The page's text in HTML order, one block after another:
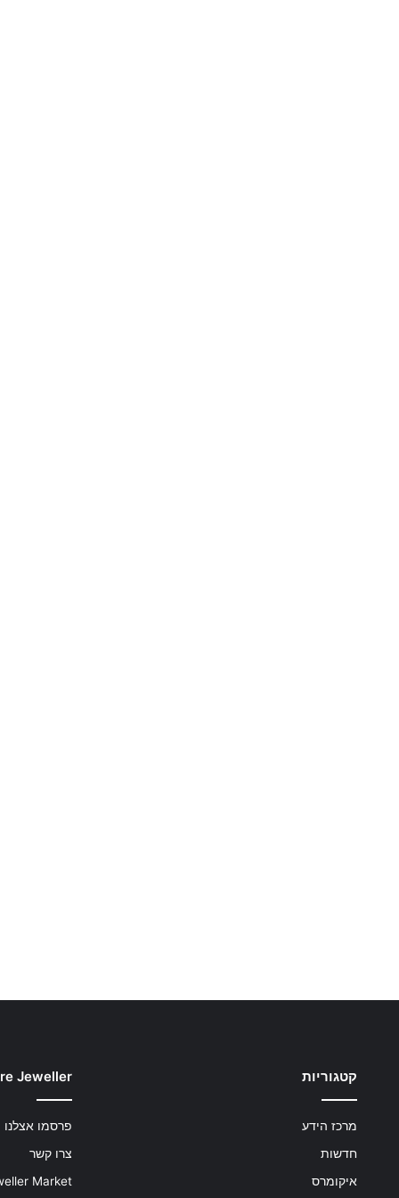
קטגוריות
מרכז הידע
חדשות
איקומרס
Jeweller
פרסמו אצלנו
צרו קשר
Market